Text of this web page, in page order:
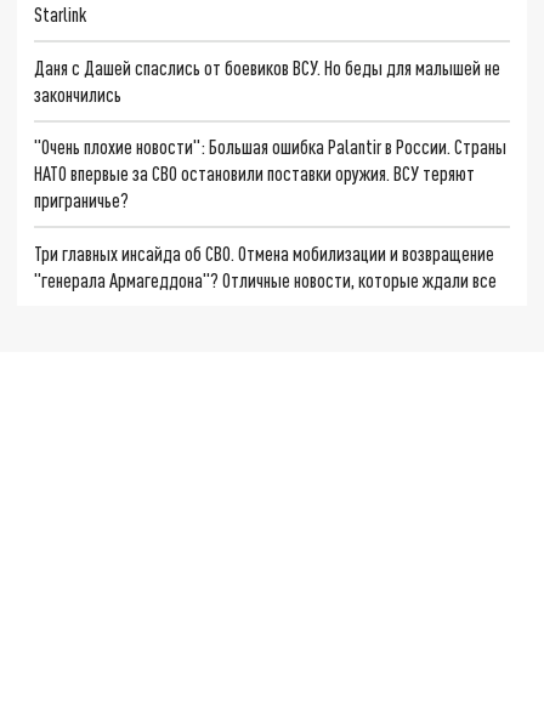
Starlink
Даня с Дашей спаслись от боевиков ВСУ. Но беды для малышей не
закончились
"Очень плохие новости": Большая ошибка Palantir в России. Страны
НАТО впервые за СВО остановили поставки оружия. ВСУ теряют
приграничье?
Три главных инсайда об СВО. Отмена мобилизации и возвращение
"генерала Армагеддона"? Отличные новости, которые ждали все